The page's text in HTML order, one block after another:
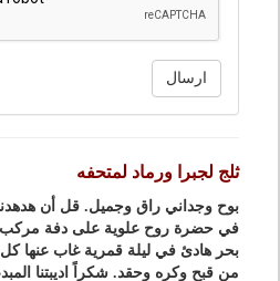
ارسال
ثلج لجبرا ورماد لمتحفه
بوح وجداني راق وجميل. قل أن
في حضرة روح علوية على دفة مركب
بحر هادئ في ليلة قمرية غاب عنها كل
من قبح وكره وحقد. شكراً اديبتنا